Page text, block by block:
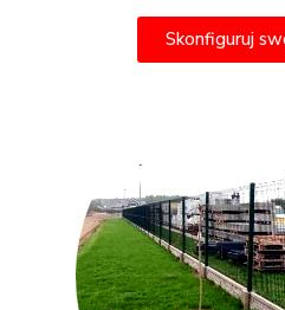
Skonfiguruj